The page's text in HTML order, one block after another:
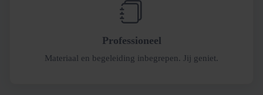
Professioneel
Materiaal en begeleiding inbegrepen. Jij geniet.